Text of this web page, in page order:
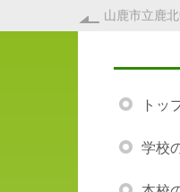
山鹿市立鹿
トッ
学校